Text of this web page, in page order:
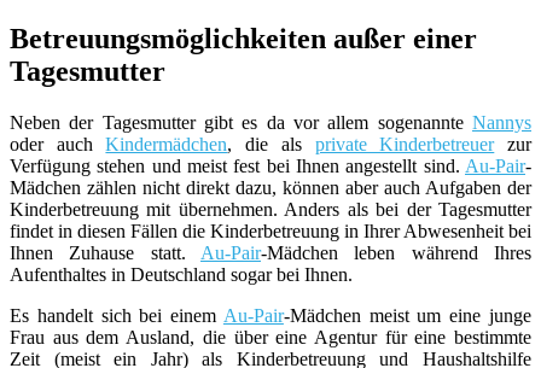
Betreuungsmöglichkeiten außer einer
Tagesmutter
Neben der Tagesmutter gibt es da vor allem sogenannte Nannys
oder auchKindermädchen, die als private Kinderbetreuerzur
Verfügung stehen und meist fest bei Ihnen angestellt sind. Au-Pair-
Mädchen zählen nicht direkt dazu, können aber auch Aufgaben der
Kinderbetreuung mit übernehmen. Anders als bei der Tagesmutter
findet in diesen Fällen die Kinderbetreuung in Ihrer Abwesenheit bei
Ihnen Zuhause statt. Au-Pair-Mädchen leben während Ihres
Aufenthaltes in Deutschland sogar bei Ihnen.
Es handelt sich bei einem Au-Pair-Mädchen meist um eine junge
Frau aus dem Ausland, die über eine Agentur für eine bestimmte
Zeit (meist ein Jahr) als Kinderbetreuung und Haushaltshilfe